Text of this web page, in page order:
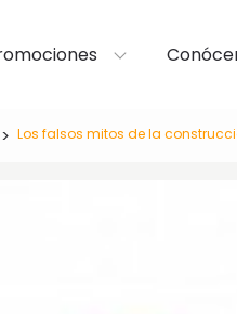
Los falsos mitos de la